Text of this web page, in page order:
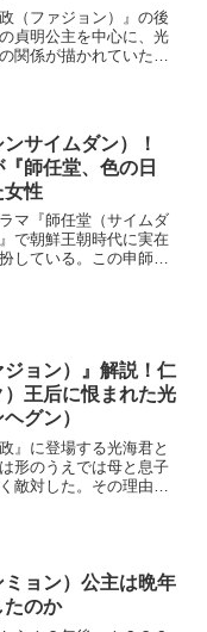
（ファジョン）』の後
貞明公主を中心に、光
関係が描かれていた。
正室は懿...
サイムダン）！
師任堂、色の日
女性
マ『師任堂（サイムダ
で朝鮮王朝時代に実在
している。この申師任
ジョン）』解説！仁
王后に恨まれた光
グン）
』に登場する光海君と
形のうえでは母と息子
敵対した。その理由は
ミョン）公主は晩年
たのか